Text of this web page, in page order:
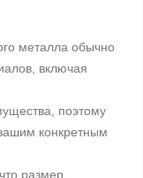
металла обычно
включая
поэтому
конкретным
размер